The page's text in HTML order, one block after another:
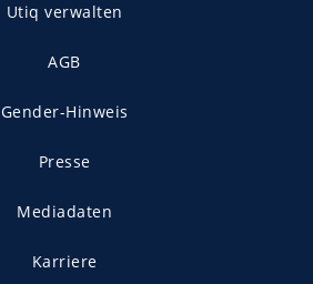
Utiq verwalten
AGB
Gender-Hinweis
Presse
Mediadaten
Karriere